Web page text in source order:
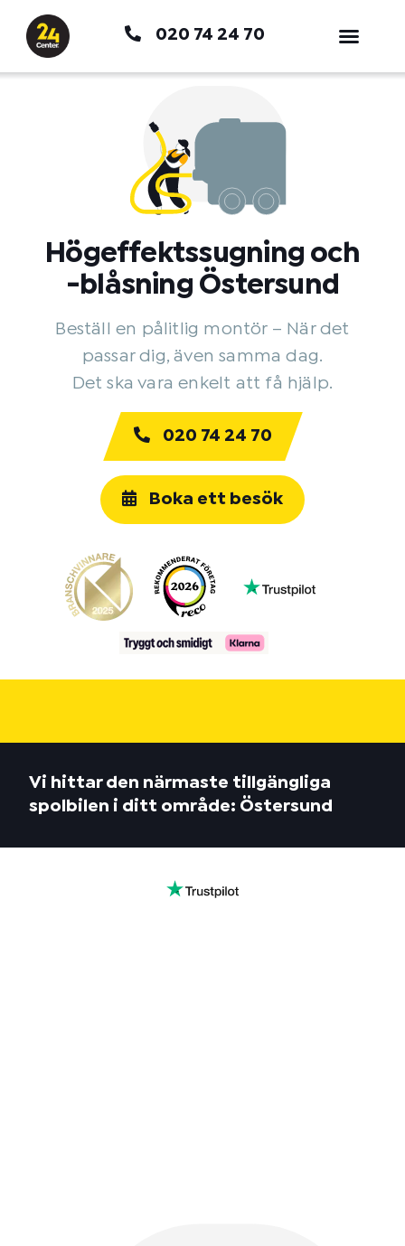
innehåll
020 74 24 70
Högeffektssugning och
-blåsning Östersund
Beställ en pålitlig montör – När det
passar dig, även samma dag.
Det ska vara enkelt att få hjälp.
020 74 24 70
Boka ett besök
Vi hittar den närmaste tillgängliga
spolbilen i ditt område: Östersund